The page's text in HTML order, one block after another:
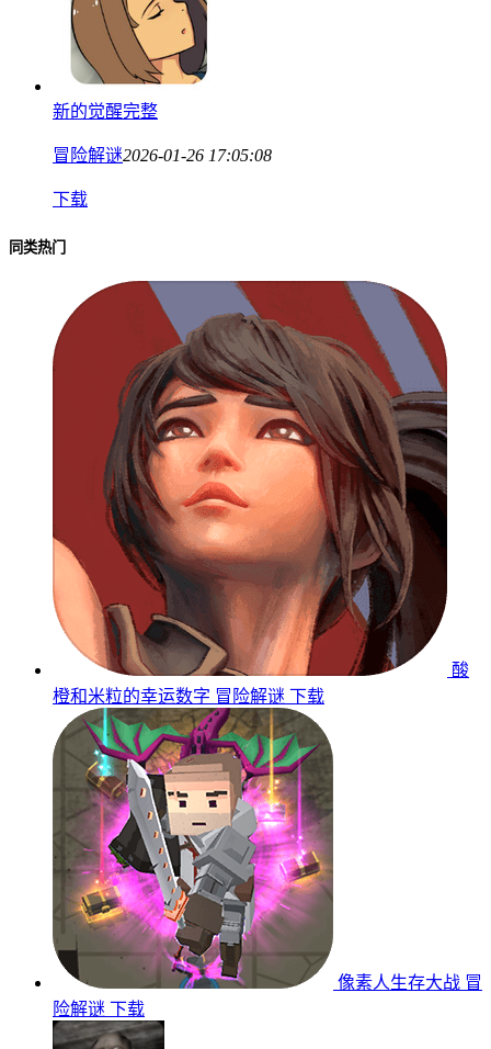
新的觉醒完整
冒险解谜2026-01-26 17:05:08
下载
同类热门
酸
橙和米粒的幸运数字 冒险解谜 下载
像素人生存大战 冒
险解谜 下载